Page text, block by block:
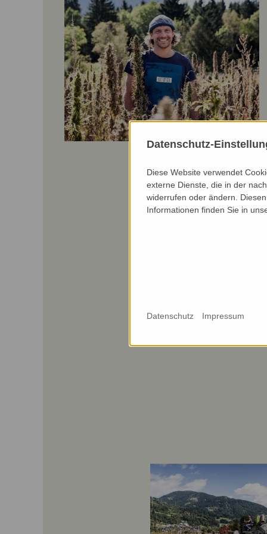
Datenschutz-
Diese Website verwendet
externe Dienste, die in der
widerrufen oder ändern.
Informationen finden Sie in
Datenschutz Impressum